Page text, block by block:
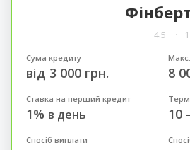
4.5
Сума кредиту
від 3 000 грн. 8
Ставка на перший кредит
1% в день 10
Спосіб виплати